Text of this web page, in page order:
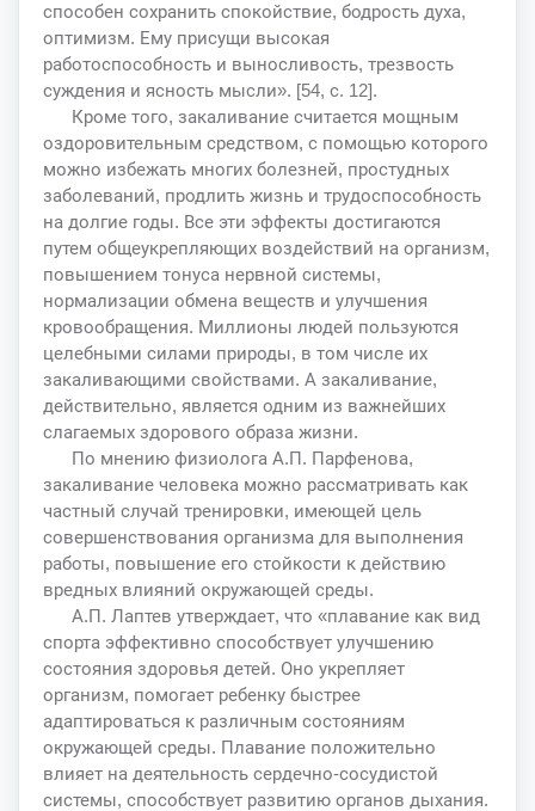
способен сохранить спокойствие, бодрость духа,
оптимизм. Ему присущи высокая
работоспособность и выносливость, трезвость
суждения и ясность мысли». [54, с. 12].
Кроме того, закаливание считается мощным
оздоровительным средством, с помощью которого
можно избежать многих болезней, простудных
заболеваний, продлить жизнь и трудоспособность
на долгие годы. Все эти эффекты достигаются
путем общеукрепляющих воздействий на организм,
повышением тонуса нервной системы,
нормализации обмена веществ и улучшения
кровообращения. Миллионы людей пользуются
целебными силами природы, в том числе их
закаливающими свойствами. А закаливание,
действительно, является одним из важнейших
слагаемых здорового образа жизни.
По мнению физиолога А.П. Парфенова,
закаливание человека можно рассматривать как
частный случай тренировки, имеющей цель
совершенствования организма для выполнения
работы, повышение его стойкости к действию
вредных влияний окружающей среды.
А.П. Лаптев утверждает, что «плавание как вид
спорта эффективно способствует улучшению
состояния здоровья детей. Оно укрепляет
организм, помогает ребенку быстрее
адаптироваться к различным состояниям
окружающей среды. Плавание положительно
влияет на деятельность сердечно-сосудистой
системы, способствует развитию органов дыхания.